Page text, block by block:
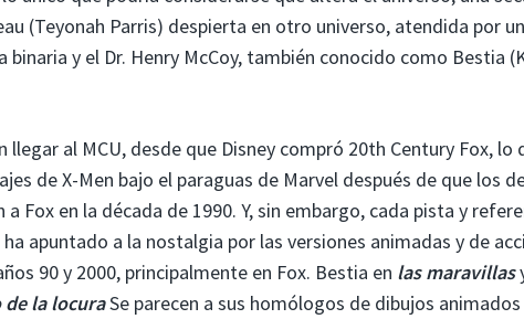
(Teyonah Parris) despierta en otro universo, atendida por
binaria y el Dr. Henry McCoy, también conocido como Bestia
llegar al MCU, desde que Disney compró 20th Century Fox, lo
de X-Men bajo el paraguas de Marvel después de que los
Fox en la década de 1990. Y, sin embargo, cada pista y
apuntado a la nostalgia por las versiones animadas y de
90 y 2000, principalmente en Fox. Bestia en las maravillas
la locuraSe parecen a sus homólogos de dibujos